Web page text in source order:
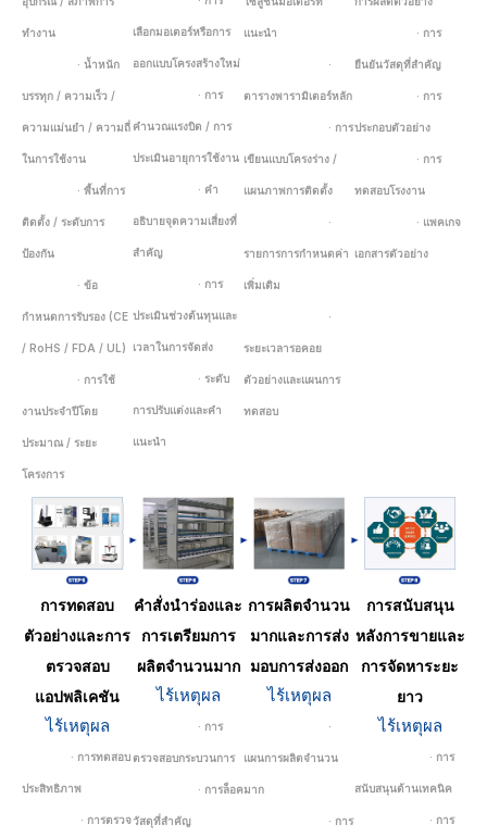
ทำงาน
· น้ำหนัก
บรรทุก / ความเร็ว /
ความแม่นยำ / ความถี่
ในการใช้งาน
· พื้นที่การ
ติดตั้ง / ระดับการ
ป้องกัน
· ข้อ
กำหนดการรับรอง (CE
/ RoHS / FDA / UL)
· การใช้
งานประจำปีโดย
ประมาณ / ระยะ
โครงการ
เลือกมอเตอร์หรือการ
ออกแบบโครงสร้างใหม่
· การ
คำนวณแรงบิด / การ
ประเมินอายุการใช้งาน
· คำ
อธิบายจุดความเสี่ยงที่
สำคัญ
· การ
ประเมินช่วงต้นทุนและ
เวลาในการจัดส่ง
· ระดับ
การปรับแต่งและคำ
แนะนำ
แนะนำ
·
ตารางพารามิเตอร์หลัก
· การ
เขียนแบบโครงร่าง /
แผนภาพการติดตั้ง
·
รายการการกำหนดค่า
เพิ่มเติม
·
ระยะเวลารอคอย
ตัวอย่างและแผนการ
ทดสอบ
· การ
ยืนยันวัสดุที่สำคัญ
· การ
ประกอบตัวอย่าง
· การ
ทดสอบโรงงาน
· แพคเกจ
เอกสารตัวอย่าง
การทดสอบ
ตัวอย่างและการ
ตรวจสอบ
แอปพลิเคชัน
ไร้เหตุผล
· การทดสอบ
ประสิทธิภาพ
· การตรวจ
คำสั่งนำร่องและ
การเตรียมการ
ผลิตจำนวนมาก
ไร้เหตุผล
· การ
ตรวจสอบกระบวนการ
· การล็อค
วัสดุที่สำคัญ
การผลิตจำนวน
มากและการส่ง
มอบการส่งออก
ไร้เหตุผล
·
แผนการผลิตจำนวน
มาก
· การ
การสนับสนุน
หลังการขายและ
การจัดหาระยะ
ยาว
ไร้เหตุผล
· การ
สนับสนุนด้านเทคนิค
· การ